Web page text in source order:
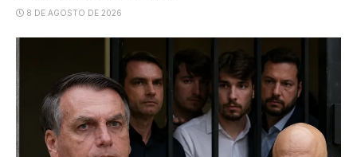
8 DE AGOSTO DE 2026